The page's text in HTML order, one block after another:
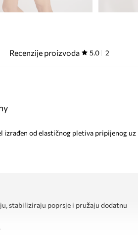
Recenzije proizvoda 5.0 2
izrađen od elastičnog pletiva pripijenog uz
stabiliziraju poprsje i pružaju dodatnu